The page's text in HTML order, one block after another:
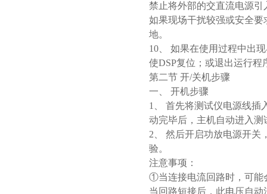
禁止将外部的交直流电源
如果现场干扰较强或安全
地。
10、 如果在使用过程中出
使DSP复位；或退出运行
第二节 开/关机步骤
一、 开机步骤
1、 首先将测试仪电源线插
动完毕后，主机自动进入测
2、 然后开启功放电源开关
验。
注意事项：
①当连接电流回路时，可能
当回路短接后，此电压自